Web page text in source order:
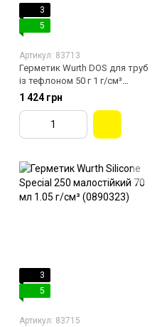
3
5
Артикул: 83713
Герметик Wurth DOS для труб
із тефлоном 50 г 1 г/см³
(0893511050)
1 424 грн
3
5
Артикул: 83715